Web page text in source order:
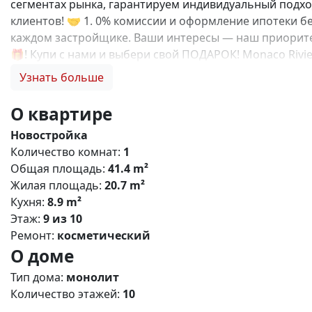
сегментах рынка, гарантируем индивидуальный
клиентов! 🤝 1. 0% комиссии и оформление ипотеки
каждом застройщике. Ваши интересы — наш
🎁! Купи с нами и выбери свой ПОДАРОК! Monaco
комплекс, расположенный в живописном районе
до набережной озера Мойнакское - 1 км до Черного
- Удобный выезд на трассу «Таврида» Основные
13 этажей - Общее количество квартир: 3600 -
предусмотрены: - Образовательный кластер: школа
Торгово-развлекательный центр - Спортивная
черноморской кухни - Конгресс-центр Особенности
Современные системы безопасности - Безбарьерную
Проект создан для тех, кто ценит комфорт,
ответим на все вопросы и подберем для Вас лучший
Узнать больше
О квартире
Новостройка
Количество комнат: 1
Общая площадь: 41.4 m²
Жилая площадь: 20.7 m²
Кухня: 8.9 m²
Этаж: 9 из 10
Ремонт: косметический
О доме
Тип дома: монолит
Количество этажей: 10